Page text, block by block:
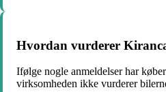
Hvordan vurderer
Ifølge nogle anmeldelser har
virksomheden ikke vurderer